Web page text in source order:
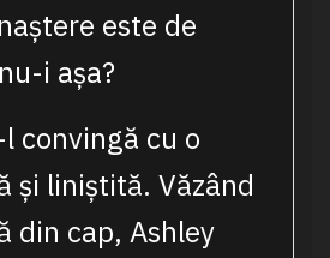
este de
i așa?
convingă cu o
și liniștită. Văzând
din cap, Ashley